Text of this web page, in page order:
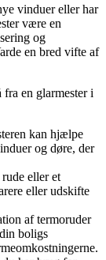
vinduer eller har
være en
og
en bred vifte af
fra en glarmester i
kan hjælpe
og døre, der
eller et
eller udskifte
af termoruder
boligs